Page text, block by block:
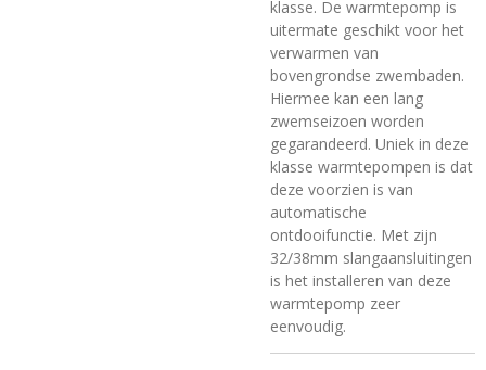
klasse. De warmtepomp is
uitermate geschikt voor het
verwarmen van
bovengrondse zwembaden.
Hiermee kan een lang
zwemseizoen worden
gegarandeerd. Uniek in deze
klasse warmtepompen is dat
deze voorzien is van
automatische
ontdooifunctie. Met zijn
32/38mm slangaansluitingen
is het installeren van deze
warmtepomp zeer
eenvoudig.